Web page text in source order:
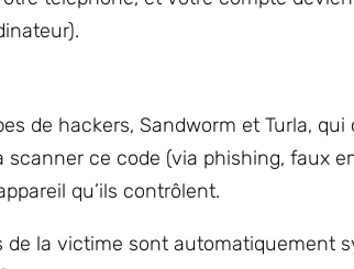
de hackers, Sandworm et Turla, qui
ce code (via phishing, faux
qu’ils contrôlent.
de la victime sont automatiquement